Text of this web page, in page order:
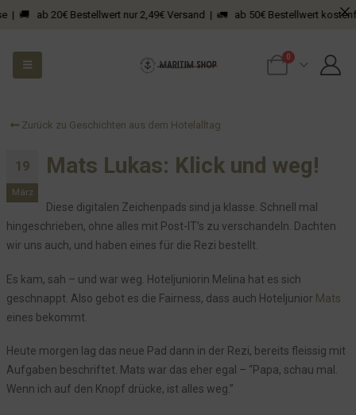
ab 20€ Bestellwert nur 2,49€ Versand | 🚛 ab 50€ Bestellwert
0
Zurück zu Geschichten aus dem Hotelalltag
19
März
Mats Lukas: Klick und weg!
Diese digitalen Zeichenpads sind ja klasse. Schnell mal
hingeschrieben, ohne alles mit Post-IT’s zu verschandeln. Dachten
wir uns auch, und haben eines für die Rezi bestellt.
Es kam, sah – und war weg. Hoteljuniorin Melina hat es sich
geschnappt. Also gebot es die Fairness, dass auch Hoteljunior Mats
eines bekommt.
Heute morgen lag das neue Pad dann in der Rezi, bereits fleissig mit
Aufgaben beschriftet. Mats war das eher egal – “Papa, schau mal.
Wenn ich auf den Knopf drücke, ist alles weg.”
Der Notfall und die Türgarderobe
Die merkwürdige Bestellung bei Bauhaus
Das Getöse hat ein Ende
Die Wirren um Herrn R. aus DK
Gartenpflege und so...
Nicht nur der Hein hat Hunger
Das haben die doch geklaut?
Die Sache mit dem Praktikum
Das Loch
Was pink ist, wird nicht geklaut!
Lastschrift? Am Mors!